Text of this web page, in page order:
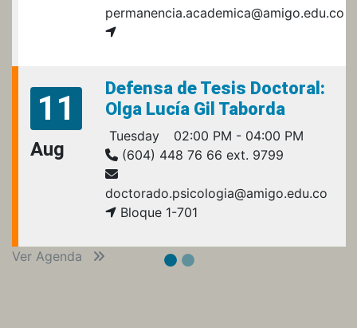
permanencia.academica@amigo.edu.co
11
Aug
Defensa de Tesis Doctoral:
Olga Lucía Gil Taborda
Tuesday
02:00 PM - 04:00 PM
(604) 448 76 66 ext. 9799
doctorado.psicologia@amigo.edu.co
Bloque 1-701
Ver Agenda